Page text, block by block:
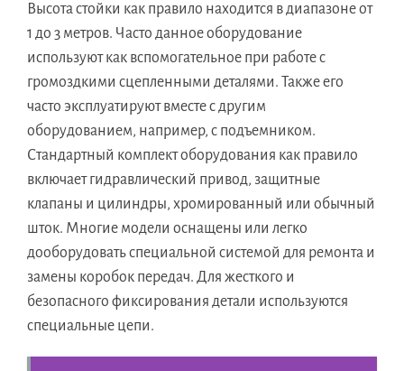
Высота стойки как правило находится в диапазоне от
1 до 3 метров. Часто данное оборудование
используют как вспомогательное при работе с
громоздкими сцепленными деталями. Также его
часто эксплуатируют вместе с другим
оборудованием, например, с подъемником.
Стандартный комплект оборудования как правило
включает гидравлический привод, защитные
клапаны и цилиндры, хромированный или обычный
шток. Многие модели оснащены или легко
дооборудовать специальной системой для ремонта и
замены коробок передач. Для жесткого и
безопасного фиксирования детали используются
специальные цепи.